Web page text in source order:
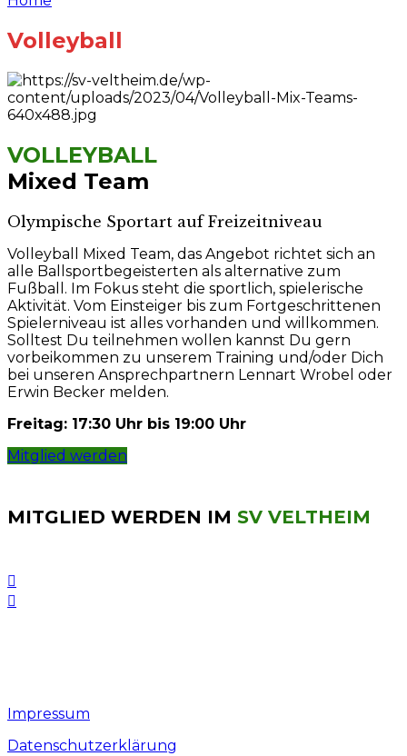
Volleyball
VOLLEYBALL
Mixed Team
Olympische Sportart auf Freizeitniveau
Volleyball Mixed Team, das Angebot richtet sich an
alle Ballsportbegeisterten als alternative zum
Fußball. Im Fokus steht die sportlich, spielerische
Aktivität. Vom Einsteiger bis zum Fortgeschrittenen
Spielerniveau ist alles vorhanden und willkommen.
Solltest Du teilnehmen wollen kannst Du gern
vorbeikommen zu unserem Training und/oder Dich
bei unseren Ansprechpartnern Lennart Wrobel oder
Erwin Becker melden.
Freitag: 17:30 Uhr bis 19:00 Uhr
Mitglied werden
MITGLIED WERDEN IM SV VELTHEIM
Impressum
Datenschutzerklärung